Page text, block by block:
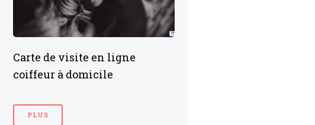
Carte de visite en ligne
coiffeur à domicile
PLUS